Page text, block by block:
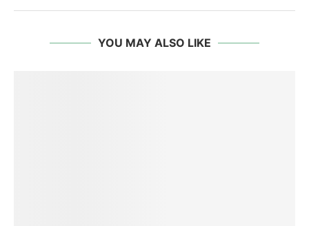
YOU MAY ALSO LIKE